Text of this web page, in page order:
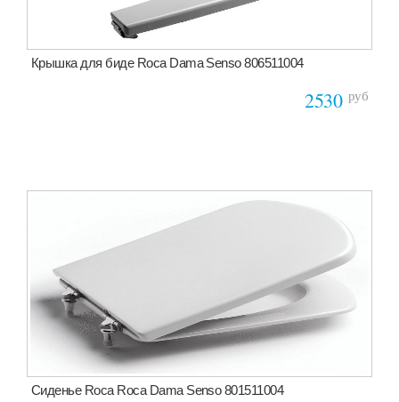
Крышка для биде Roca Dama Senso 806511004
2530 руб
Сиденье Roca Roca Dama Senso 801511004